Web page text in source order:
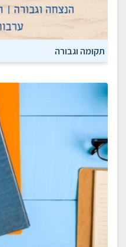
תקומה וגבורה